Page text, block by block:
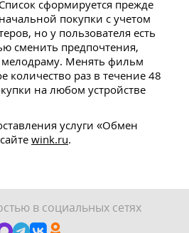
сформируется прежде
покупки с учетом
но у пользователя есть
сменить предпочтения,
Менять фильм
количество раз в течение 48
на любом устройстве
услуги «Обмен
wink.ru.
в социальных сетях